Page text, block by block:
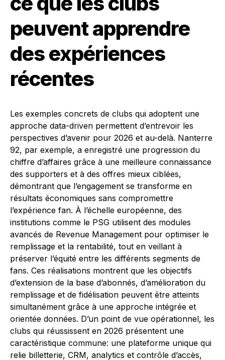
peuvent apprendre
des expériences
récentes
Les exemples concrets de clubs qui adoptent une
approche data-driven permettent d’entrevoir les
perspectives d’avenir pour 2026 et au-delà. Nanterre
92, par exemple, a enregistré une progression du
chiffre d’affaires grâce à une meilleure connaissance
des supporters et à des offres mieux ciblées,
démontrant que l’engagement se transforme en
résultats économiques sans compromettre
l’expérience fan. À l’échelle européenne, des
institutions comme le PSG utilisent des modules
avancés de Revenue Management pour optimiser le
remplissage et la rentabilité, tout en veillant à
préserver l’équité entre les différents segments de
fans. Ces réalisations montrent que les objectifs
d’extension de la base d’abonnés, d’amélioration du
remplissage et de fidélisation peuvent être atteints
simultanément grâce à une approche intégrée et
orientée données. D’un point de vue opérationnel, les
clubs qui réussissent en 2026 présentent une
caractéristique commune: une plateforme unique qui
relie billetterie, CRM, analytics et contrôle d’accès,